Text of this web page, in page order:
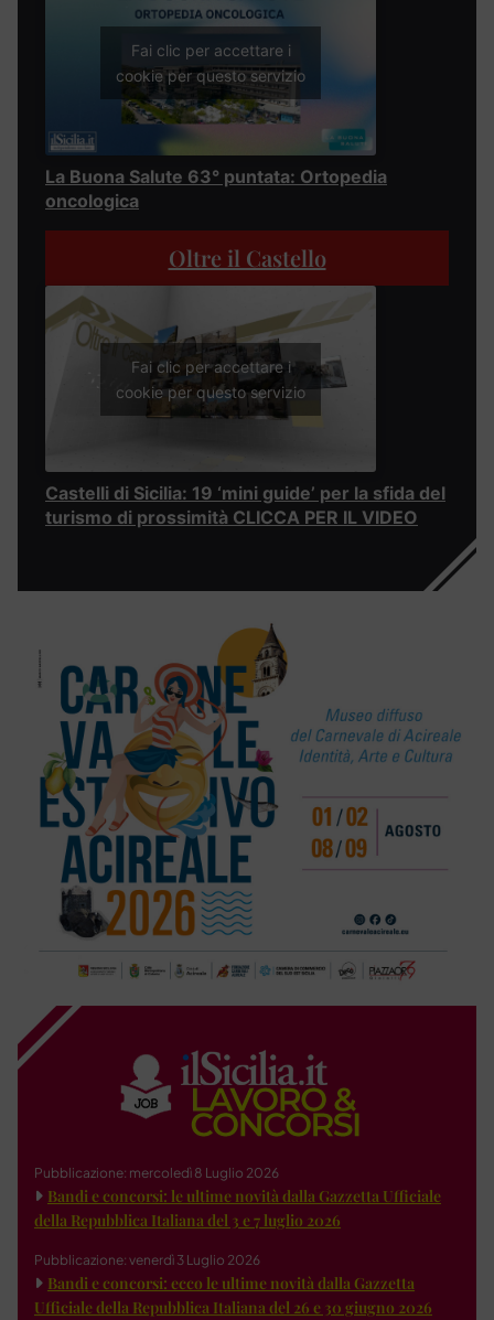
Fai clic per accettare i
cookie per questo servizio
La Buona Salute 63° puntata: Ortopedia
oncologica
Oltre il Castello
Fai clic per accettare i
cookie per questo servizio
Castelli di Sicilia: 19 ‘mini guide’ per la sfida del
turismo di prossimità CLICCA PER IL VIDEO
Pubblicazione: mercoledì 8 Luglio 2026
Bandi e concorsi: le ultime novità dalla Gazzetta Ufficiale
della Repubblica Italiana del 3 e 7 luglio 2026
Pubblicazione: venerdì 3 Luglio 2026
Bandi e concorsi: ecco le ultime novità dalla Gazzetta
Ufficiale della Repubblica Italiana del 26 e 30 giugno 2026